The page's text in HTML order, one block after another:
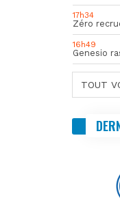
17h34
16h49
TOUT